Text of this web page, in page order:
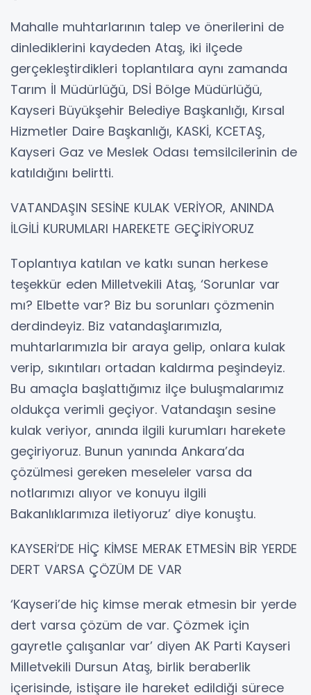
Mahalle muhtarlarının talep ve önerilerini de
dinlediklerini kaydeden Ataş, iki ilçede
gerçekleştirdikleri toplantılara aynı zamanda
Tarım İl Müdürlüğü, DSİ Bölge Müdürlüğü,
Kayseri Büyükşehir Belediye Başkanlığı, Kırsal
Hizmetler Daire Başkanlığı, KASKİ, KCETAŞ,
Kayseri Gaz ve Meslek Odası temsilcilerinin de
katıldığını belirtti.
VATANDAŞIN SESİNE KULAK VERİYOR, ANINDA
İLGİLİ KURUMLARI HAREKETE GEÇİRİYORUZ
Toplantıya katılan ve katkı sunan herkese
teşekkür eden Milletvekili Ataş, ‘Sorunlar var
mı? Elbette var? Biz bu sorunları çözmenin
derdindeyiz. Biz vatandaşlarımızla,
muhtarlarımızla bir araya gelip, onlara kulak
verip, sıkıntıları ortadan kaldırma peşindeyiz.
Bu amaçla başlattığımız ilçe buluşmalarımız
oldukça verimli geçiyor. Vatandaşın sesine
kulak veriyor, anında ilgili kurumları harekete
geçiriyoruz. Bunun yanında Ankara’da
çözülmesi gereken meseleler varsa da
notlarımızı alıyor ve konuyu ilgili
Bakanlıklarımıza iletiyoruz’ diye konuştu.
KAYSERİ’DE HİÇ KİMSE MERAK ETMESİN BİR YERDE
DERT VARSA ÇÖZÜM DE VAR
‘Kayseri’de hiç kimse merak etmesin bir yerde
dert varsa çözüm de var. Çözmek için
gayretle çalışanlar var’ diyen AK Parti Kayseri
Milletvekili Dursun Ataş, birlik beraberlik
içerisinde, istişare ile hareket edildiği sürece